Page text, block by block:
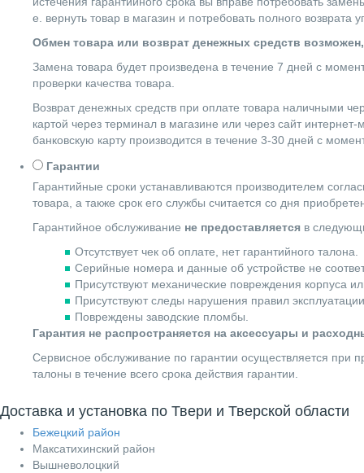
е. вернуть товар в магазин и потребовать полного
Обмен товара или возврат денежных средств
Замена товара будет произведена в течение 7 дней с
проверки качества товара.
Возврат денежных средств при оплате товара наличными
картой через терминал в магазине или через сайт
банковскую карту производится в течение 3-30 дней с
Гарантии
Гарантийные сроки устанавливаются производителем
товара, а также срок его службы считается со дня
Гарантийное обслуживание не предоставляется в
Отсутствует чек об оплате, нет гарантийного талона.
Серийные номера и данные об устройстве не
Присутствуют механические повреждения корпуса
Присутствуют следы нарушения правил
Повреждены заводские пломбы.
Гарантия не распространяется на аксессуары и
Сервисное обслуживание по гарантии осуществляется при
талоны в течение всего срока действия гарантии.
Доставка и установка по Твери и Тверской области
Бежецкий район
Максатихинский район
Вышневолоцкий